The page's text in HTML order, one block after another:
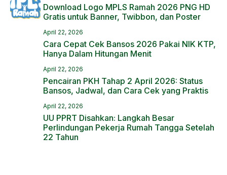
Download Logo MPLS Ramah 2026 PNG HD
Gratis untuk Banner, Twibbon, dan Poster
April 22, 2026
Cara Cepat Cek Bansos 2026 Pakai NIK KTP,
Hanya Dalam Hitungan Menit
April 22, 2026
Pencairan PKH Tahap 2 April 2026: Status
Bansos, Jadwal, dan Cara Cek yang Praktis
April 22, 2026
UU PPRT Disahkan: Langkah Besar
Perlindungan Pekerja Rumah Tangga Setelah
22 Tahun